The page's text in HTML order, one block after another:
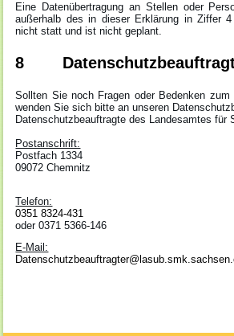
Eine Datenübertragung an Stellen oder
außerhalb des in dieser Erklärung in Ziffer
nicht statt und ist nicht geplant.
8
Sollten Sie noch Fragen oder Bedenken
wenden Sie sich bitte an unseren
Datenschutzbeauftragte des Landesamtes für
Postanschrift:
Postfach 1334
09072 Chemnitz
Telefon:
0351 8324-431
oder 0371 5366-146
E-Mail: